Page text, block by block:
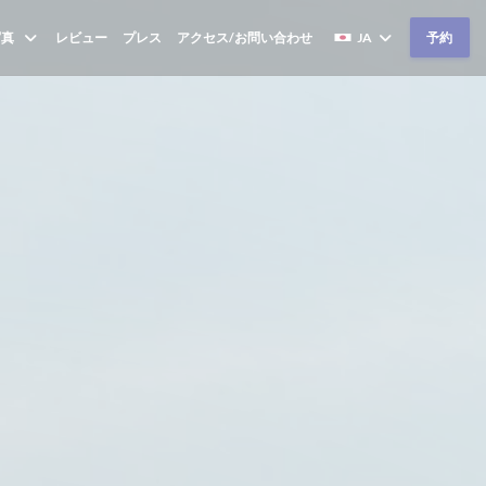
レビュー プレス アクセス/お問い合わせ JA 予約